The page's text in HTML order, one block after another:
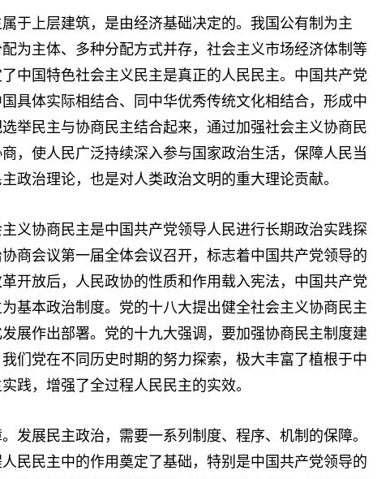
上层建筑，是由经济基础决定的。我国公有制为主
为主体、多种分配方式并存，社会主义市场经济体制等
中国特色社会主义民主是真正的人民民主。中国共产党
具体实际相结合、同中华优秀传统文化相结合，形成中
举民主与协商民主结合起来，通过加强社会主义协商民
，使人民广泛持续深入参与国家政治生活，保障人民当
政治理论，也是对人类政治文明的重大理论贡献。
协商民主是中国共产党领导人民进行长期政治实践探
商会议第一届全体会议召开，标志着中国共产党领导的
开放后，人民政协的性质和作用载入宪法，中国共产党
基本政治制度。党的十八大提出健全社会主义协商民主
展作出部署。党的十九大强调，要加强协商民主制度建
们党在不同历史时期的努力探索，极大丰富了植根于中
践，增强了全过程人民民主的实效。
展民主政治，需要一系列制度、程序、机制的保障。
民民主中的作用奠定了基础，特别是中国共产党领导的